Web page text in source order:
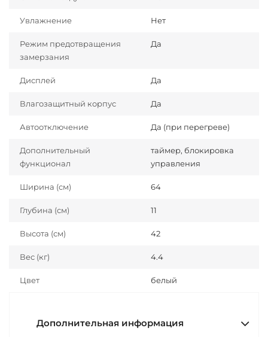
Увлажнение Нет
Режим предотвращения
замерзания
Да
Дисплей Да
Влагозащитный корпус Да
Автоотключение Да (при перегреве)
Дополнительный
функционал
таймер, блокировка
управления
Ширина (см) 64
Глубина (см) 11
Высота (см) 42
Вес (кг) 4.4
Цвет белый
Дополнительная информация